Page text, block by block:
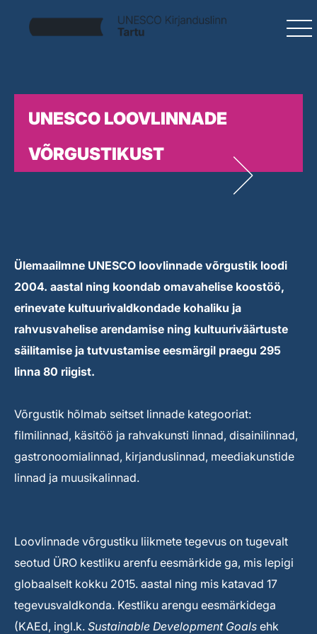
UNESCO LOOVLINNADE
VÕRGUSTIKUST
Ülemaailmne UNESCO loovlinnade võrgustik loodi
2004. aastal ning koondab omavahelise koostöö,
erinevate kultuurivaldkondade kohaliku ja
rahvusvahelise arendamise ning kultuuriväärtuste
säilitamise ja tutvustamise eesmärgil praegu 295
linna 80 riigist.
Võrgustik hõlmab seitset linnade kategooriat:
filmilinnad, käsitöö ja rahvakunsti linnad, disainilinnad,
gastronoomialinnad, kirjanduslinnad, meediakunstide
linnad ja muusikalinnad.
Loovlinnade võrgustiku liikmete tegevus on tugevalt
seotud ÜRO kestliku arenfu eesmärkide ga, mis lepigi
globaalselt kokku 2015. aastal ning mis katavad 17
tegevusvaldkonda. Kestliku arengu eesmärkidega
(KAEd, ingl.k. Sustainable Development Goals ehk